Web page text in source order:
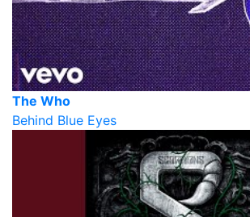
The Who
Behind Blue Eyes